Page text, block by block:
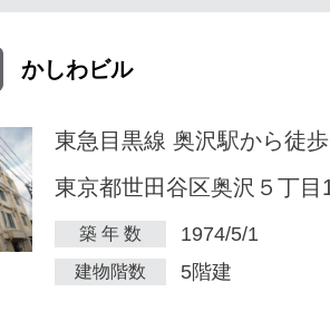
かしわビル
東急目黒線 奥沢駅から徒
東京都世田谷区奥沢５丁目
築 年 数 1974/5/1
建物階数 5階建